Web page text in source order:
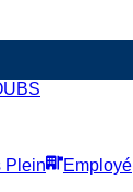
Plein Employé